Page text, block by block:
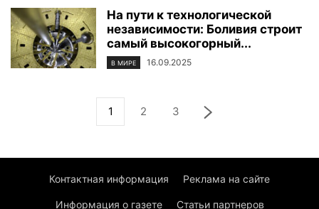
На пути к технологической
независимости: Боливия строит
самый высокогорный...
В МИРЕ 16.09.2025
1 2 3
Контактная информация Реклама на сайте
Информация о газете Статьи партнеров